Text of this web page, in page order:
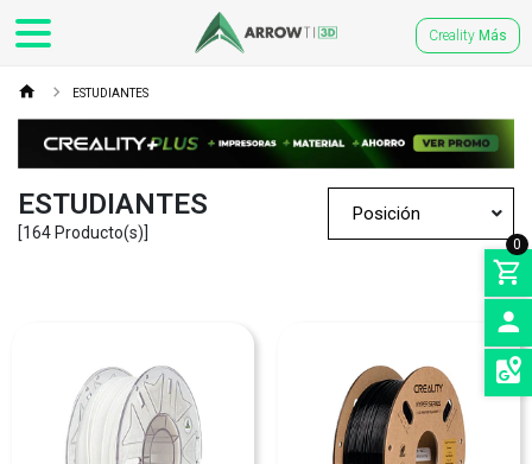
Creality Más
0
ESTUDIANTES
ESTUDIANTES
[164 Producto(s)]